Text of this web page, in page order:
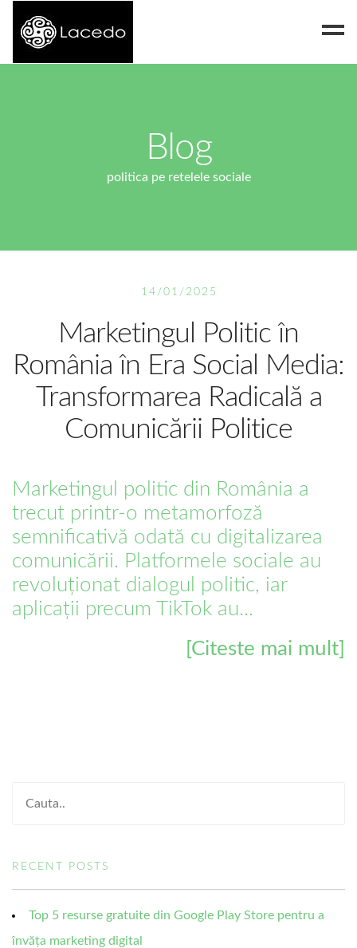
Blog
politica pe retelele sociale
14/01/2025
Marketingul Politic în
România în Era Social Media:
Transformarea Radicală a
Comunicării Politice
Marketingul politic din România a
trecut printr-o metamorfoză
semnificativă odată cu digitalizarea
comunicării. Platformele sociale au
revoluționat dialogul politic, iar
aplicații precum TikTok au...
[Citeste mai mult]
RECENT POSTS
Top 5 resurse gratuite din Google Play Store pentru a
învăța marketing digital